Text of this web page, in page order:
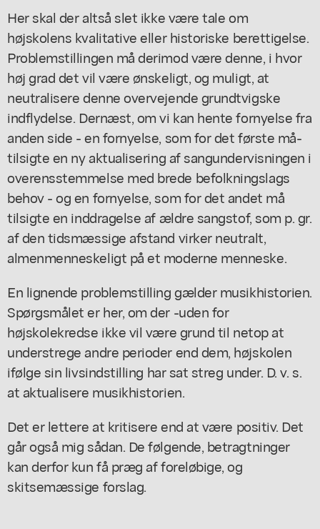
Her skal der altså slet ikke være tale om
højskolens kvalitative eller historiske berettigelse.
Problemstillingen må derimod være denne, i hvor
høj grad det vil være ønskeligt, og muligt, at
neutralisere denne overvejende grundtvigske
indflydelse. Dernæst, om vi kan hente fornyelse fra
anden side - en fornyelse, som for det første må-
tilsigte en ny aktualisering af sangundervisningen i
overensstemmelse med brede befolkningslags
behov - og en fornyelse, som for det andet må
tilsigte en inddragelse af ældre sangstof, som p. gr.
af den tidsmæssige afstand virker neutralt,
almenmenneskeligt på et moderne menneske.
En lignende problemstilling gælder musikhistorien.
Spørgsmålet er her, om der -uden for
højskolekredse ikke vil være grund til netop at
understrege andre perioder end dem, højskolen
ifølge sin livsindstilling har sat streg under. D. v. s.
at aktualisere musikhistorien.
Det er lettere at kritisere end at være positiv. Det
går også mig sådan. De følgende, betragtninger
kan derfor kun få præg af foreløbige, og
skitsemæssige forslag.